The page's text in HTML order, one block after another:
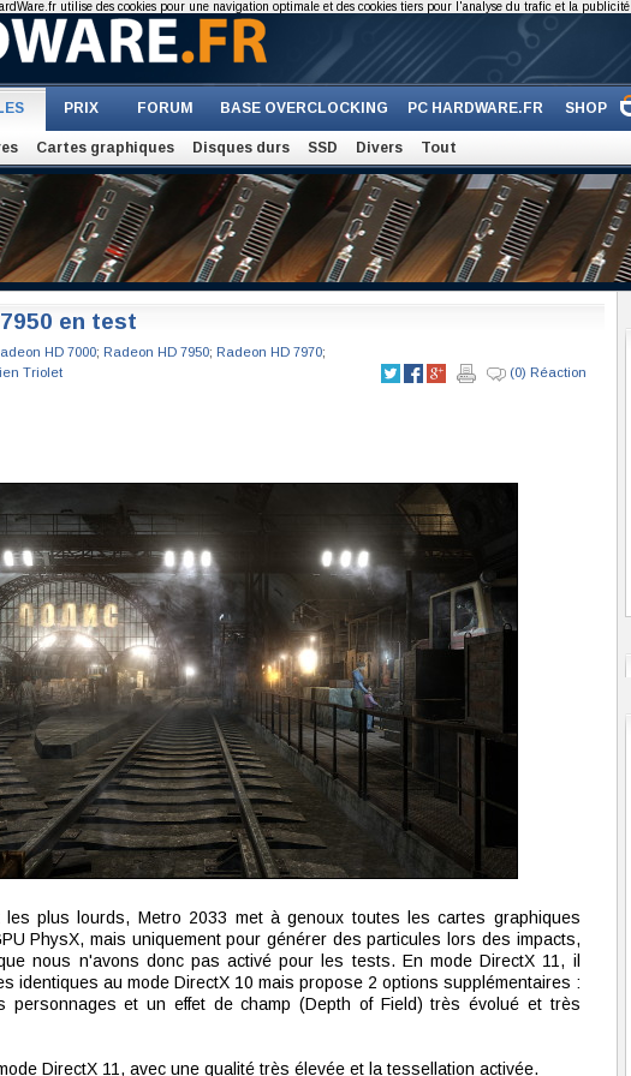
PRIX FORUM BASE OVERCLOCKING PC HARDWARE.FR SHOP
Cartes graphiques Disques durs SSD Divers Tout
en test
HD 7000; Radeon HD 7950; Radeon HD 7970;
Triolet (0) Réaction
les plus lourds, Metro 2033 met à genoux toutes les cartes graphiques
PhysX, mais uniquement pour générer des particules lors des impacts,
nous n'avons donc pas activé pour les tests. En mode DirectX 11, il
identiques au mode DirectX 10 mais propose 2 options supplémentaires :
personnages et un effet de champ (Depth of Field) très évolué et très
DirectX 11, avec une qualité très élevée et la tessellation activée.
utilise des cookies pour une navigation optimale et des cookies tiers pour l'analyse du trafic et la publicité